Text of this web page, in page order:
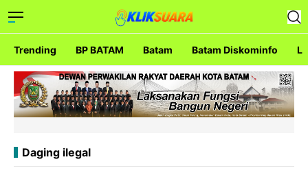
Trending BP BATAM Batam Batam Diskominfo
Daging ilegal